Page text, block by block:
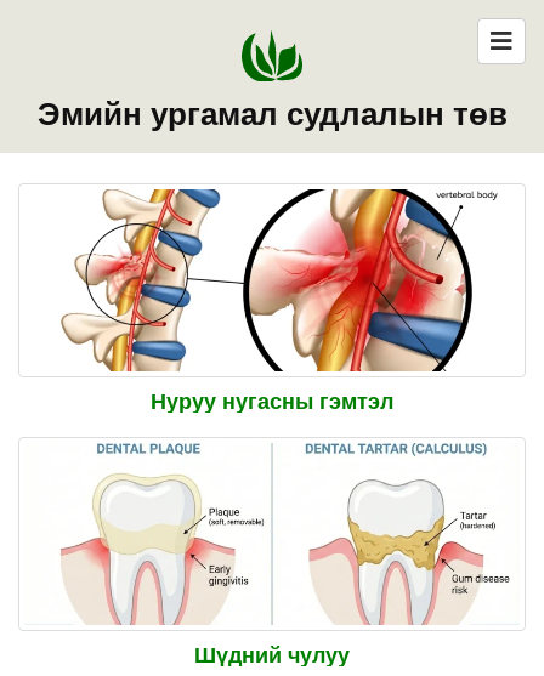
Эмийн ургамал судлалын төв
Нуруу нугасны гэмтэл
Шүдний чулуу